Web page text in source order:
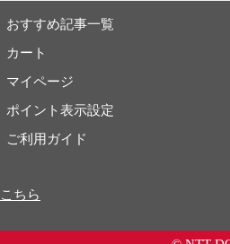
おすすめ記事一覧
カート
マイページ
ポイント表示設定
ご利用ガイド
こちら